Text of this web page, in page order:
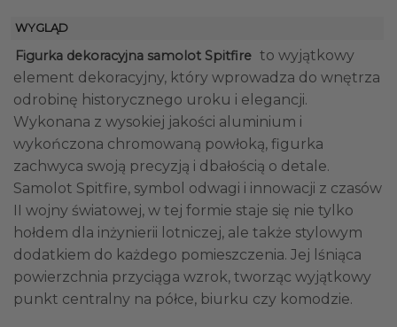
WYGLĄD
Figurka dekoracyjna samolot Spitfire to wyjątkowy
element dekoracyjny, który wprowadza do wnętrza
odrobinę historycznego uroku i elegancji.
Wykonana z wysokiej jakości aluminium i
wykończona chromowaną powłoką, figurka
zachwyca swoją precyzją i dbałością o detale.
Samolot Spitfire, symbol odwagi i innowacji z czasów
II wojny światowej, w tej formie staje się nie tylko
hołdem dla inżynierii lotniczej, ale także stylowym
dodatkiem do każdego pomieszczenia. Jej lśniąca
powierzchnia przyciąga wzrok, tworząc wyjątkowy
punkt centralny na półce, biurku czy komodzie.